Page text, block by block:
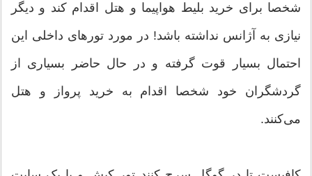
شخصا برای خرید بلیط هواپیما و هتل اقدام کند و دیگر
نیازی به آژانس نداشته باشد! در مورد تورهای داخلی این
احتمال بسیار قوت گرفته و در حال حاضر بسیاری از
گردشگران خود شخصا اقدام به خرید پرواز و هتل
می‌کنند.